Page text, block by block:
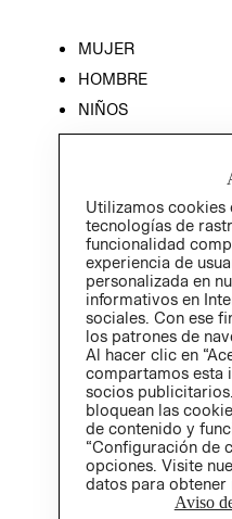
MUJER
HOMBRE
NIÑOS
HOME
Utilizamos cookies
tecnologías de
funcionalidad
experiencia de
personalizada en
informativos en
sociales. Con ese
los patrones de
Al hacer clic en
compartamos esta
socios
bloquean las
de contenido y
“Configuración de
opciones. Visite
datos para obtener
Aviso